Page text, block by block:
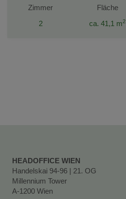
Zimmer
2
Fläche
ca. 41,1 m2
HEADOFFICE WIEN
Handelskai 94-96 | 21. OG
Millennium Tower
A-1200 Wien